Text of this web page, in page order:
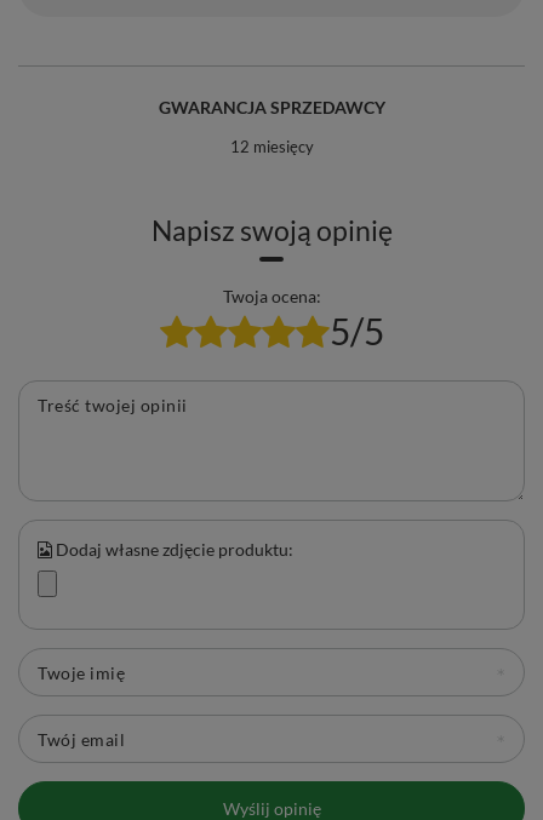
GWARANCJA SPRZEDAWCY
12 miesięcy
Napisz swoją opinię
Twoja ocena:
5/5
Treść twojej opinii
Dodaj własne zdjęcie produktu:
Twoje imię
Twój email
Wyślij opinię